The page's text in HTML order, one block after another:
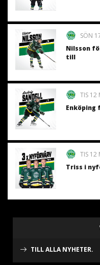
SÖN
Nilsson
till
TIS 12
Enköping
TIS 12
Triss i
TILL ALLA NYHETER.